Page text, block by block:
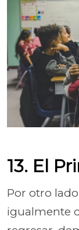
13. El
Por otro
igualmente